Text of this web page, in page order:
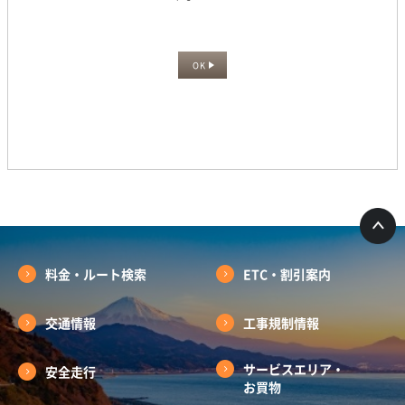
OK
料金・ルート検索 ETC・割引案内
交通情報 工事規制情報
安全走行
サービスエリア・
お買物